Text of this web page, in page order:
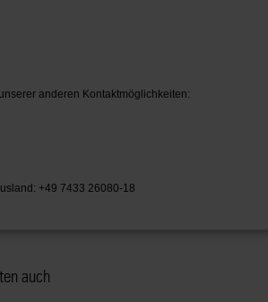
anderen Kontaktmöglichkeiten:
+49 7433 26080-18
auch